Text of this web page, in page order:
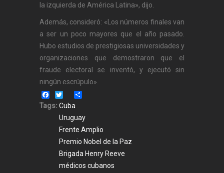
la izquierda de América Latina», dijo.
Además, consideró: «Los números finales van
a ser un poco mayores que el año pasado.
Hubo estudios de prestigiosas universidades y
organizaciones que demostraron que el
fraude electoral se inventó, y ejecutó sin
ningún escrúpulo».
Facebook
Twitter
Tags: Cuba
Uruguay
Frente Amplio
Premio Nobel de la Paz
Brigada Henry Reeve
médicos cubanos